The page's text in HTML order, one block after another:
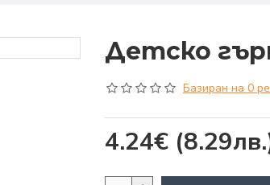
Детско
Базиран на 0
4.24€